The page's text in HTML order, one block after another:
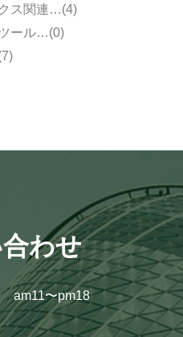
ス関連…(4)
ール…(0)
わせ
am11〜pm18